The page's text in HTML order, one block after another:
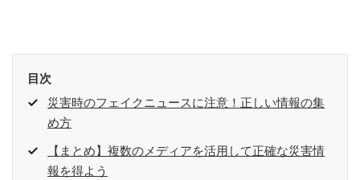
目次
災害時のフェイクニュースに注意！正しい情報の集
め方
【まとめ】複数のメディアを活用して正確な災害情
報を得よう